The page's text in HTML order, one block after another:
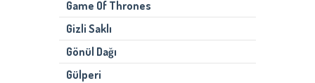
Game Of Thrones
Gizli Saklı
Gönül Dağı
Gülperi